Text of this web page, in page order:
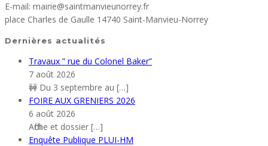
E-mail: mairie@saintmanvieunorrey.fr
place Charles de Gaulle 14740 Saint-Manvieu-Norrey
Dernières actualités
Travaux ” rue du Colonel Baker”
7 août 2026
🚧 Du 3 septembre au […]
FOIRE AUX GRENIERS 2026
6 août 2026
Affiche et dossier […]
Enquête Publique PLUI-HM